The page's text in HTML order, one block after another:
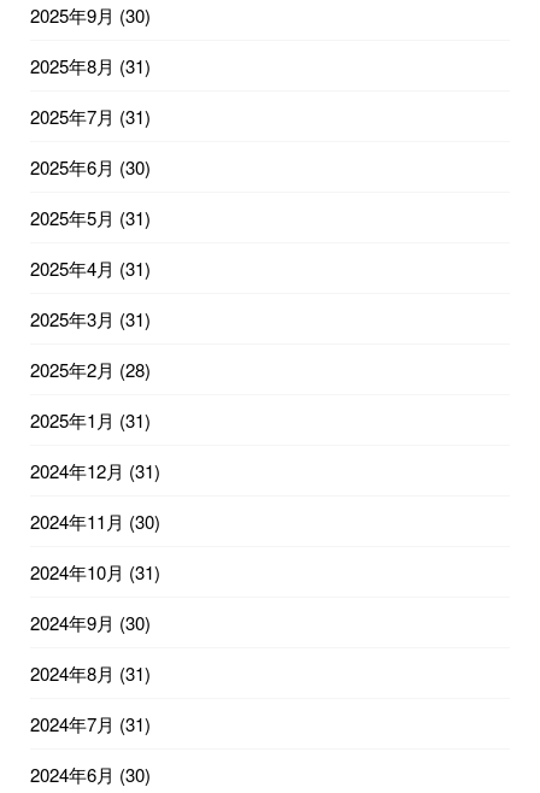
2025年9月 (30)
2025年8月 (31)
2025年7月 (31)
2025年6月 (30)
2025年5月 (31)
2025年4月 (31)
2025年3月 (31)
2025年2月 (28)
2025年1月 (31)
2024年12月 (31)
2024年11月 (30)
2024年10月 (31)
2024年9月 (30)
2024年8月 (31)
2024年7月 (31)
2024年6月 (30)